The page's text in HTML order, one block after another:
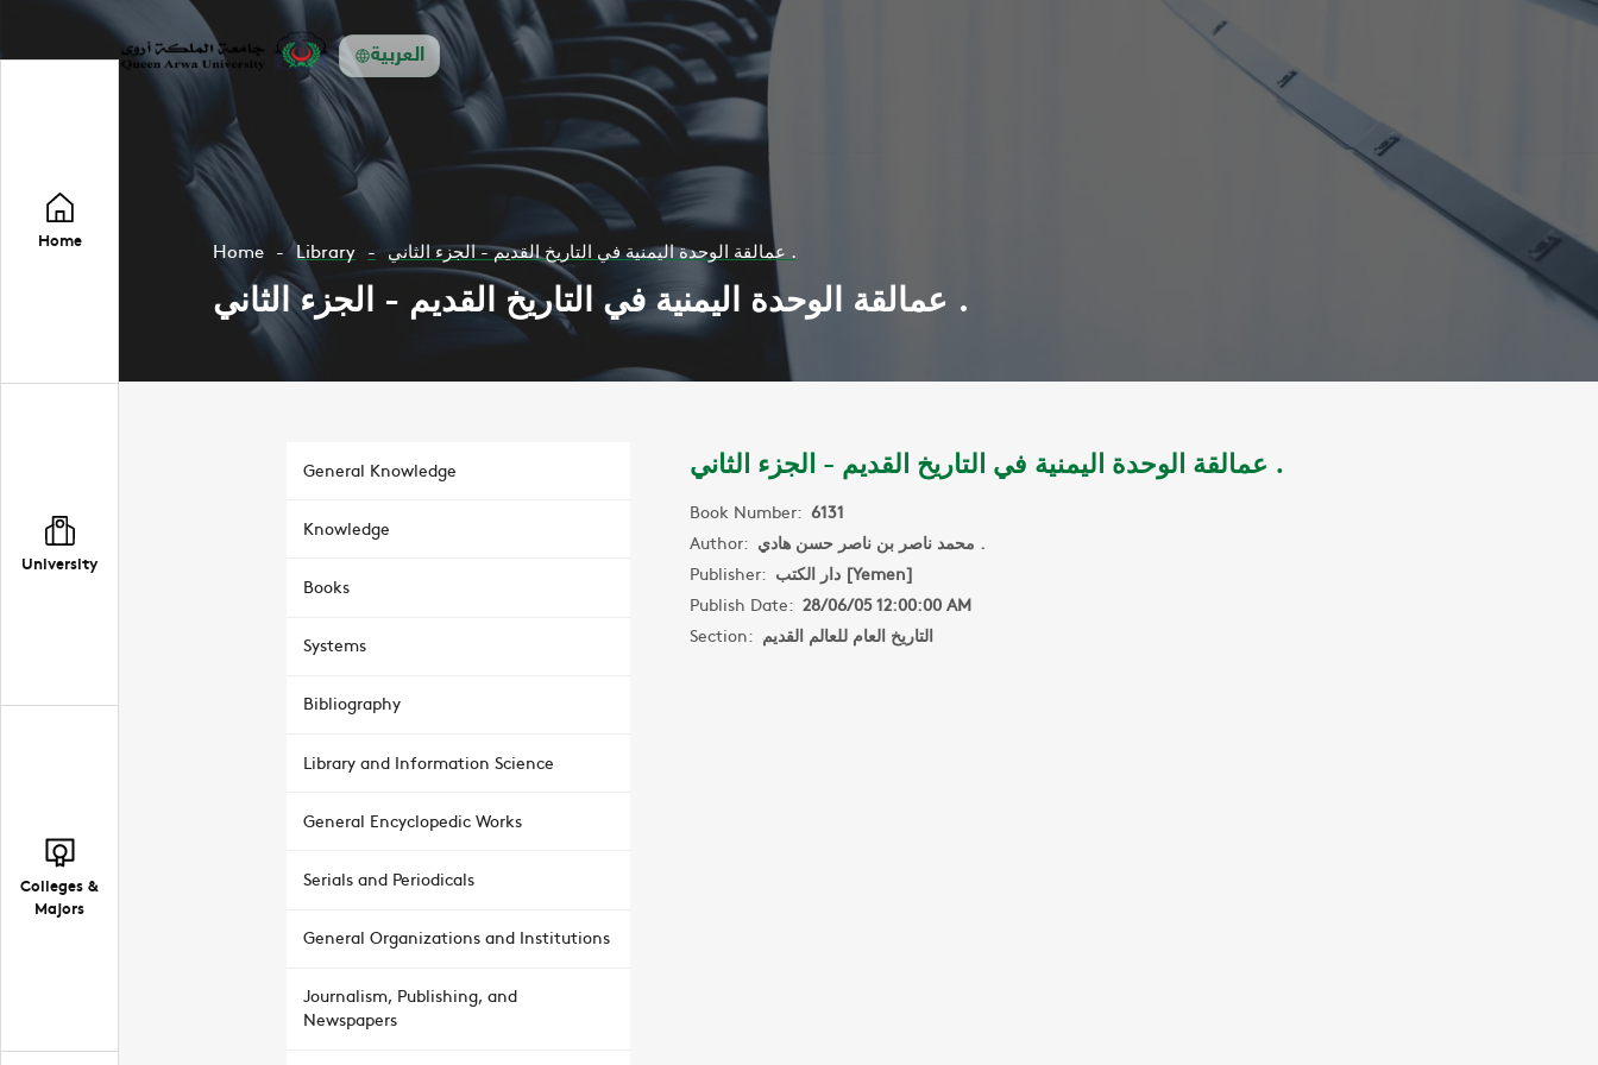
العربية
Home
University
Colleges &
Majors
Home Library عمالقة الوحدة اليمنية في التاريخ القديم - الجزء الثاني .
عمالقة الوحدة اليمنية في التاريخ القديم - الجزء الثاني .
General Knowledge
Knowledge
Books
Systems
Bibliography
Library and Information Science
General Encyclopedic Works
Serials and Periodicals
General Organizations and Institutions
Journalism, Publishing, and
Newspapers
عمالقة الوحدة اليمنية في التاريخ القديم - الجزء الثاني .
Book Number: 6131
Author:
محمد ناصر بن ناصر حسن هادي .
Publisher:
دار الكتب [Yemen]
Publish Date: 28/06/05 12:00:00 AM
Section: التاريخ العام للعالم القديم